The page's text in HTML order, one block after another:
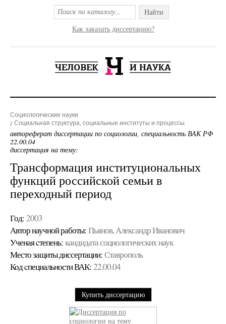
Найти
Как заказать диссертацию?
Социологические науки
Социальная структура, социальные институты и процессы
автореферат диссертации по социологии, специальность ВАК РФ
22.00.04
диссертация на тему:
Трансформация институциональных
функций российской семьи в
переходный период
Год: 2003
Автор научной работы: Пьянов, Александр Иванович
Ученая cтепень: кандидата социологических наук
Место защиты диссертации: Ставрополь
Код cпециальности ВАК: 22.00.04
Купить диссертацию